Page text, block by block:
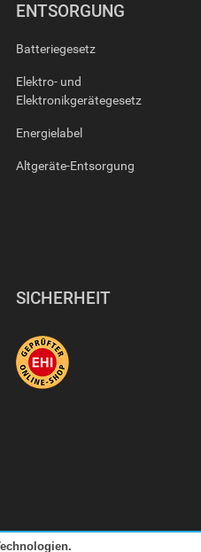
ENTSORGUNG
Batteriegesetz
Elektro- und
Elektronikgerätegesetz
Energielabel
Altgeräte-Entsorgung
SICHERHEIT